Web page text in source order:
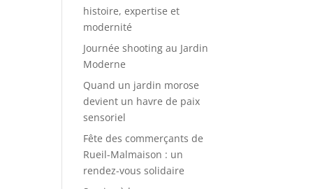
histoire, expertise et
modernité
Journée shooting au Jardin
Moderne
Quand un jardin morose
devient un havre de paix
sensoriel
Fête des commerçants de
Rueil-Malmaison : un
rendez-vous solidaire